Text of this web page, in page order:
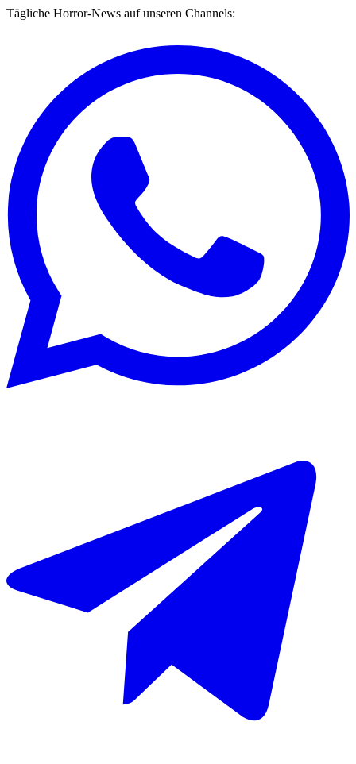
Tägliche Horror-News auf unseren Channels: